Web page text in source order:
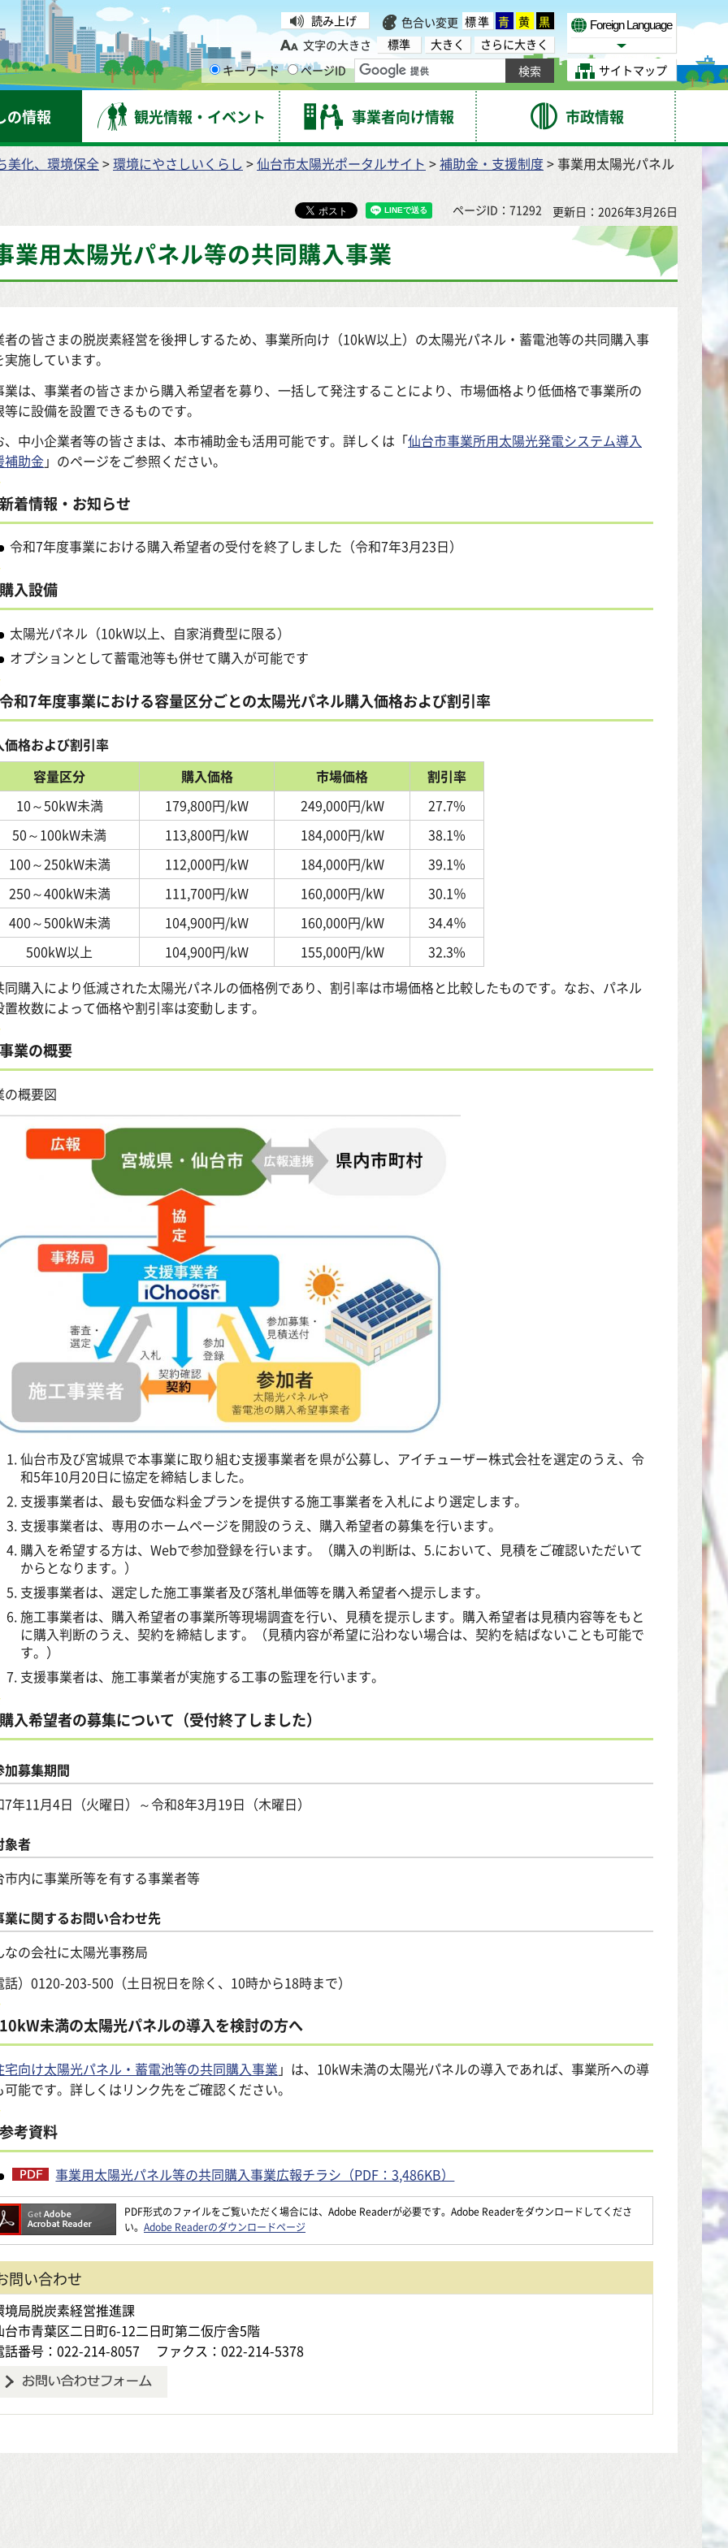
読み上げ 色合い変更 標準 青 黄 黒
文字の大きさ
標準 大きく
さらに大きく
キーワード
ページID
Foreign Language
Select Language
サイトマップ
の情報 観光情報・イベント 事業者向け情報 市政情報
美化、環境保全>環境にやさしいくらし >仙台市太陽光ポータルサイト >補助金・支援制度 > 事業用太陽光パネル
ページID：71292 更新日：2026年3月26日
業用太陽光パネル等の共同購入事業
者の皆さまの脱炭素経営を後押しするため、事業所向け（10kW以上）の太陽光パネル・蓄電池等の共同購入事
施しています。
業は、事業者の皆さまから購入希望者を募り、一括して発注することにより、市場価格より低価格で事業所の
等に設備を設置できるものです。
、中小企業者等の皆さまは、本市補助金も活用可能です。詳しくは「仙台市事業所用太陽光発電システム導入
補助金」のページをご参照ください。
新着情報・お知らせ
令和7年度事業における購入希望者の受付を終了しました（令和7年3月23日）
購入設備
太陽光パネル（10kW以上、自家消費型に限る）
オプションとして蓄電池等も併せて購入が可能です
令和7年度事業における容量区分ごとの太陽光パネル購入価格および割引率
価格および割引率
容量区分
購入価格 市場価格
割引率
10～50kW未満
179,800円/kW 249,000円/kW
27.7%
50～100kW未満
113,800円/kW 184,000円/kW
38.1%
100～250kW未満
112,000円/kW 184,000円/kW
39.1%
250～400kW未満
111,700円/kW 160,000円/kW
30.1％
400～500kW未満
104,900円/kW 160,000円/kW
34.4％
500kW以上
104,900円/kW 155,000円/kW
32.3%
購入により低減された太陽光パネルの価格例であり、割引率は市場価格と比較したものです。なお、パネル
置枚数によって価格や割引率は変動します。
事業の概要
の概要図
仙台市及び宮城県で本事業に取り組む支援事業者を県が公募し、アイチューザー株式会社を選定のうえ、令
和5年10月20日に協定を締結しました。
支援事業者は、最も安価な料金プランを提供する施工事業者を入札により選定します。
支援事業者は、専用のホームページを開設のうえ、購入希望者の募集を行います。
購入を希望する方は、Webで参加登録を行います。（購入の判断は、5.において、見積をご確認いただいて
からとなります。）
支援事業者は、選定した施工事業者及び落札単価等を購入希望者へ提示します。
施工事業者は、購入希望者の事業所等現場調査を行い、見積を提示します。購入希望者は見積内容等をもと
に購入判断のうえ、契約を締結します。（見積内容が希望に沿わない場合は、契約を結ばないことも可能で
す。）
支援事業者は、施工事業者が実施する工事の監理を行います。
購入希望者の募集について（受付終了しました）
加募集期間
7年11月4日（火曜日）～令和8年3月19日（木曜日）
象者
市内に事業所等を有する事業者等
業に関するお問い合わせ先
なの会社に太陽光事務局
話）0120-203-500（土日祝日を除く、10時から18時まで）
10kW未満の太陽光パネルの導入を検討の方へ
宅向け太陽光パネル・蓄電池等の共同購入事業 」は、10kW未満の太陽光パネルの導入であれば、事業所への導
可能です。詳しくはリンク先をご確認ください。
参考資料
事業用太陽光パネル等の共同購入事業広報チラシ（PDF：3,486KB）
PDF形式のファイルをご覧いただく場合には、Adobe Readerが必要です。Adobe Readerをダウンロードしてくださ
い。 Adobe Readerのダウンロードページ
問い合わせ
境局脱炭素経営推進課
台市青葉区二日町6-12二日町第二仮庁舎5階
話番号：022-214-8057
ファクス：022-214-5378